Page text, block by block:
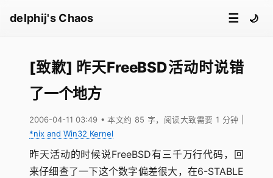
delphij's Chaos ☰ 🌙
[致歉] 昨天FreeBSD活动时说错
了一个地方
2006-04-11 03:49 • 本文约 85 字，阅读大致需要 1 分钟
*nix and Win32 Kernel
昨天活动的时候说FreeBSD有三千万行代码，回
来仔细查了一下这个数字偏差很大，在6-STABLE